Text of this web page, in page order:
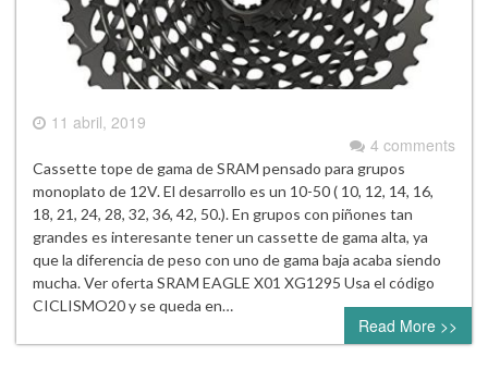
11 abril, 2019
4 comments
Cassette tope de gama de SRAM pensado para grupos
monoplato de 12V. El desarrollo es un 10-50 ( 10, 12, 14, 16,
18, 21, 24, 28, 32, 36, 42, 50.). En grupos con piñones tan
grandes es interesante tener un cassette de gama alta, ya
que la diferencia de peso con uno de gama baja acaba siendo
mucha. Ver oferta SRAM EAGLE X01 XG1295 Usa el código
CICLISMO20 y se queda en…
Read More >>